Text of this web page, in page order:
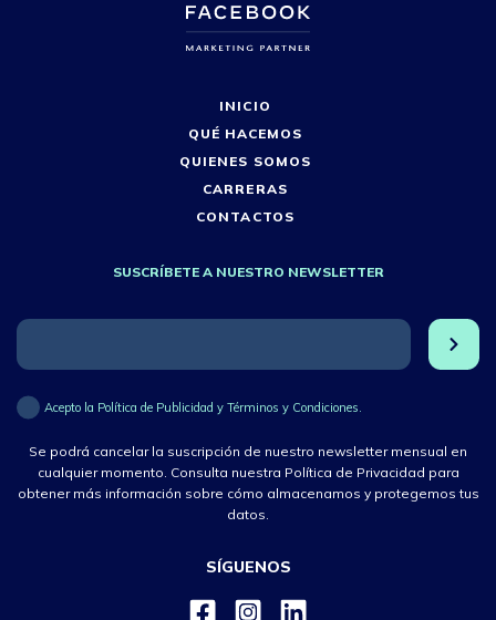
INICIO
QUÉ HACEMOS
QUIENES SOMOS
CARRERAS
CONTACTOS
SUSCRÍBETE A NUESTRO NEWSLETTER
Acepto la Política de Publicidad y Términos y Condiciones.
Se podrá cancelar la suscripción de nuestro newsletter mensual en
cualquier momento. Consulta nuestra Política de Privacidad para
obtener más información sobre cómo almacenamos y protegemos tus
datos.
SÍGUENOS